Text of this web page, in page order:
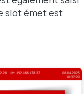
slot émet est